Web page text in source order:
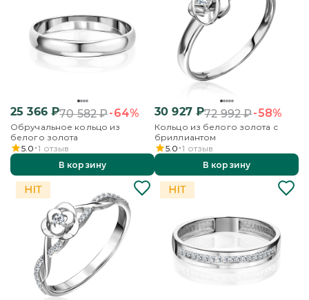
25 366₽70 582₽-64%
Обручальное кольцо из
белого золота
5.0 1 отзыв
В корзину
30 927₽72 992₽-58%
Кольцо из белого золота с
бриллиантом
5.0 1 отзыв
В корзину